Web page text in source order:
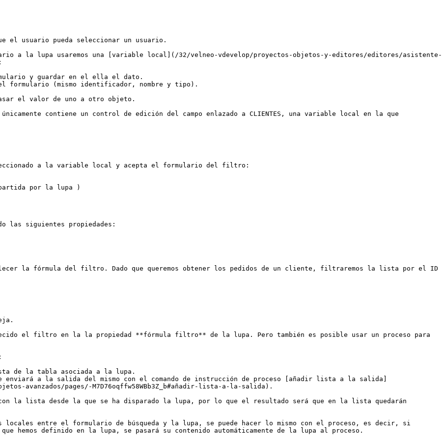
el usuario pueda seleccionar un usuario.
a la lupa usaremos una [variable local](/32/velneo-vdevelop/proyectos-objetos-y-editores/editores/asistente-
y guardar en el ella el dato.
(mismo identificador, nombre y tipo).
el valor de uno a otro objeto.
contiene un control de edición del campo enlazado a CLIENTES, una variable local en la que
a la variable local y acepta el formulario del filtro:
por la lupa )
las siguientes propiedades:
la fórmula del filtro. Dado que queremos obtener los pedidos de un cliente, filtraremos la lista por el ID
el filtro en la la propiedad **fórmula filtro** de la lupa. Pero también es posible usar un proceso para
de la tabla asociada a la lupa.
a la salida del mismo con el comando de instrucción de proceso [añadir lista a la salida]
avanzados/pages/-M7D76oqffw58WBb3Z_b#añadir-lista-a-la-salida).
la lista desde la que se ha disparado la lupa, por lo que el resultado será que en la lista quedarán
locales entre el formulario de búsqueda y la lupa, se puede hacer lo mismo con el proceso, es decir, si
hemos definido en la lupa, se pasará su contenido automáticamente de la lupa al proceso.